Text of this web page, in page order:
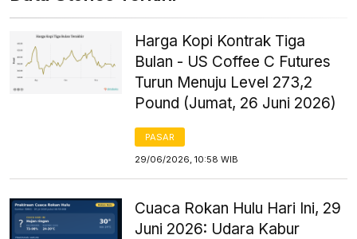
Harga Kopi Kontrak Tiga
Bulan - US Coffee C Futures
Turun Menuju Level 273,2
Pound (Jumat, 26 Juni 2026)
PASAR
29/06/2026, 10:58 WIB
Cuaca Rokan Hulu Hari Ini, 29
Juni 2026: Udara Kabur